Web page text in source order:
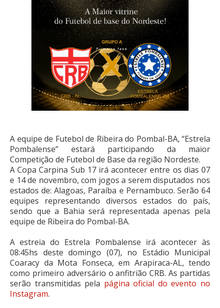
A equipe de Futebol de Ribeira do Pombal-BA, “Estrela
Pombalense” estará participando da maior
Competição de Futebol de Base da região Nordeste.
A Copa Carpina Sub 17 irá acontecer entre os dias 07
e 14 de novembro, com jogos a serem disputados nos
estados de: Alagoas, Paraíba e Pernambuco. Serão 64
equipes representando diversos estados do país,
sendo que a Bahia será representada apenas pela
equipe de Ribeira do Pombal-BA.
A estreia do Estrela Pombalense irá acontecer às
08:45hs deste domingo (07), no Estádio Municipal
Coaracy da Mota Fonseca, em Arapiraca-AL, tendo
como primeiro adversário o anfitrião CRB. As partidas
serão transmitidas pela página oficial do evento no
Instagram.